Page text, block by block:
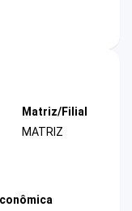
Matriz/Filial
MATRIZ